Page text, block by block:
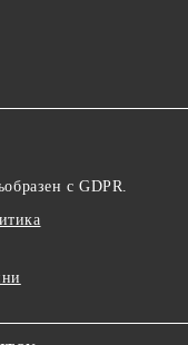
с GDPR.